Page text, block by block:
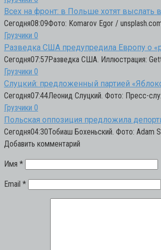
Всех на фронт: в Польше хотят выслать
Сегодня08:09Фото: Komarov Egor /
Грузчики 0
Разведка США предупредила Европу о
Сегодня07:57Разведка США. Иллюстрация:
Грузчики 0
Слуцкий: предложенный партией
Сегодня07:44Леонид Слуцкий. Фото: Пресс-
Грузчики 0
Польская оппозиция предложила
Сегодня04:30Тобиаш Бохеньский. Фото: Adam
Добавить комментарий
Имя *
Email *